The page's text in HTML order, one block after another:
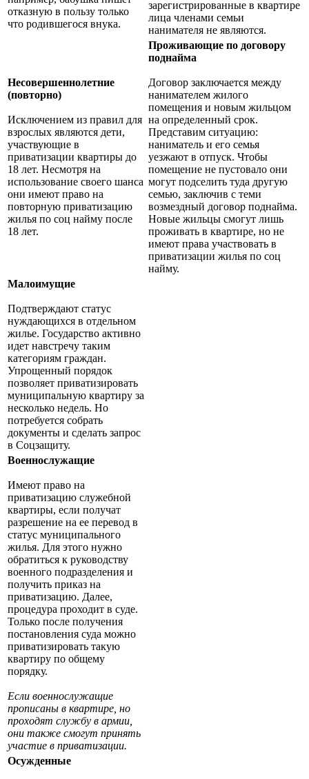
отказную в пользу только
что родившегося внука.
зарегистрированные в квартире
лица членами семьи
нанимателя не являются.
Несовершеннолетние
(повторно)
Исключением из правил для
взрослых являются дети,
участвующие в
приватизации квартиры до
18 лет. Несмотря на
использование своего шанса
они имеют право на
повторную приватизацию
жилья по соц найму после
18 лет.
Проживающие по договору
поднайма
Договор заключается между
нанимателем жилого
помещения и новым жильцом
на определенный срок.
Представим ситуацию:
наниматель и его семья
уезжают в отпуск. Чтобы
помещение не пустовало они
могут подселить туда другую
семью, заключив с теми
возмездный договор поднайма.
Новые жильцы смогут лишь
проживать в квартире, но не
имеют права участвовать в
приватизации жилья по соц
найму.
Малоимущие
Подтверждают статус
нуждающихся в отдельном
жилье. Государство активно
идет навстречу таким
категориям граждан.
Упрощенный порядок
позволяет приватизировать
муниципальную квартиру за
несколько недель. Но
потребуется собрать
документы и сделать запрос
в Соцзащиту.
Военнослужащие
Имеют право на
приватизацию служебной
квартиры, если получат
разрешение на ее перевод в
статус муниципального
жилья. Для этого нужно
обратиться к руководству
военного подразделения и
получить приказ на
приватизацию. Далее,
процедура проходит в суде.
Только после получения
постановления суда можно
приватизировать такую
квартиру по общему
порядку.
Если военнослужащие
прописаны в квартире, но
проходят службу в армии,
они также смогут принять
участие в приватизации.
Осужденные